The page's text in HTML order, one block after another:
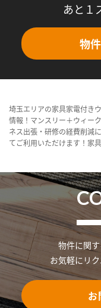
あと１
物
埼玉エリアの家具家電付き
情報！マンスリー＋ウィー
ネス出張・研修の経費削減
てご利用いただけます！家
物件に関す
お気軽にリ
お